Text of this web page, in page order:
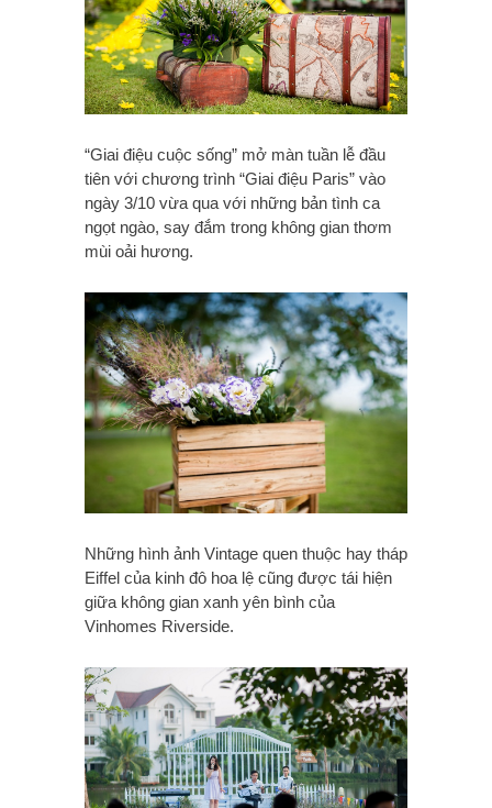
“Giai điệu cuộc sống” mở màn tuần lễ đầu
tiên với chương trình “Giai điệu Paris” vào
ngày 3/10 vừa qua với những bản tình ca
ngọt ngào, say đắm trong không gian thơm
mùi oải hương.
Những hình ảnh Vintage quen thuộc hay tháp
Eiffel của kinh đô hoa lệ cũng được tái hiện
giữa không gian xanh yên bình của
Vinhomes Riverside.